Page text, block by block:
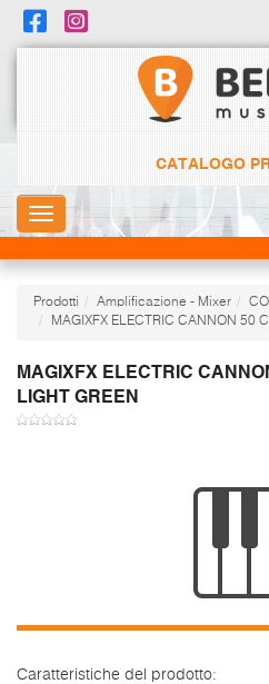
CATALOGO
Toggle
navigation
Prodotti Amplificazione - Mixer
MAGIXFX ELECTRIC CANNON 50
MAGIXFX ELECTRIC
LIGHT GREEN
Caratteristiche del prodotto: